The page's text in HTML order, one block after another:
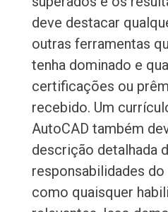
deve destacar
outras ferramentas
tenha dominado e
certificações ou
recebido. Um
AutoCAD também
descrição detalhada
responsabilidades
como quaisquer